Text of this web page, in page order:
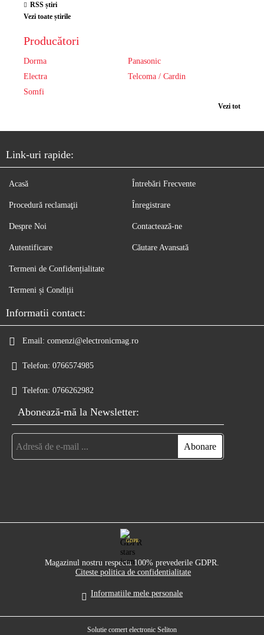
RSS știri
Vezi toate știrile
Producători
Dorma
Panasonic
Electra
Telcoma / Cardin
Somfi
Vezi tot
Link-uri rapide:
Acasă
Procedură reclamaţii
Despre Noi
Autentificare
Întrebări Frecvente
Înregistrare
Contactează-ne
Căutare Avansată
Termeni de Confidențialitate
Termeni și Condiții
Informatii contact:
Email: comenzi@electronicmag.ro
Telefon: 0766574985
Telefon: 0766262982
Abonează-mă la Newsletter:
GDPR
Magazinul nostru respecta 100% prevederile GDPR.
Citeste politica de confidentialitate
Informatiile mele personale
Solutie comert electronic Seliton